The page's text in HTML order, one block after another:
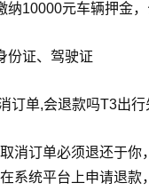
纳10000元车辆押金
份证、驾驶证
订单,会退款吗T3出行
消订单必须退还于
系统平台上申请退